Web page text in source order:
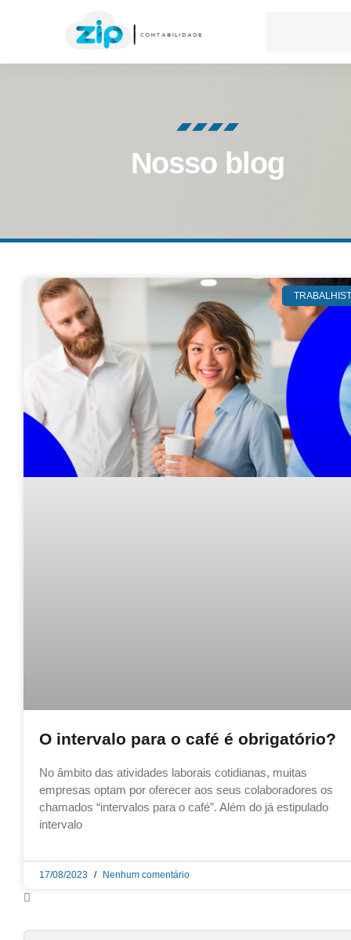
Nosso blog
O intervalo para o café é obrigatório?
No âmbito das atividades laborais cotidianas, muitas
empresas optam por oferecer aos seus colaboradores os
chamados “intervalos para o café”. Além do já estipulado
intervalo
17/08/2023 Nenhum comentário